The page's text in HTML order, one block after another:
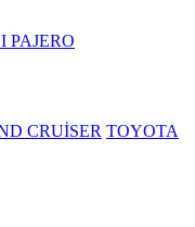
PAJERO
CRUİSER TOYOTA